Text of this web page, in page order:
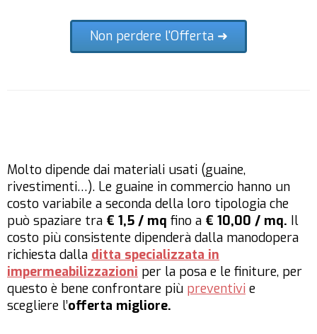
Non perdere l'Offerta ➜
Molto dipende dai materiali usati (guaine,
rivestimenti…). Le guaine in commercio hanno un
costo variabile a seconda della loro tipologia che
può spaziare tra € 1,5 / mq fino a € 10,00 / mq. Il
costo più consistente dipenderà dalla manodopera
richiesta dalla ditta specializzata in
impermeabilizzazioni per la posa e le finiture, per
questo è bene confrontare più preventivi e
scegliere l’offerta migliore.